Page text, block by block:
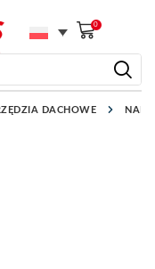
0
DACHOWE